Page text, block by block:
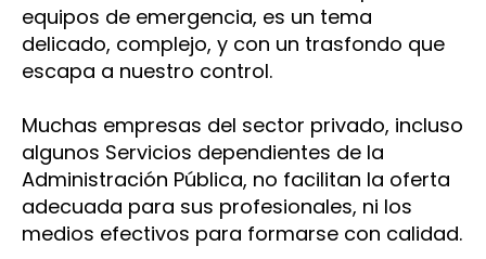
equipos de emergencia, es un tema
delicado, complejo, y con un trasfondo que
escapa a nuestro control.
Muchas empresas del sector privado, incluso
algunos Servicios dependientes de la
Administración Pública, no facilitan la oferta
adecuada para sus profesionales, ni los
medios efectivos para formarse con calidad.